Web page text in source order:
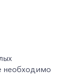
необходимо